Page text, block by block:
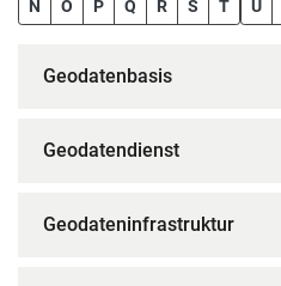
N
O P Q R S T U
Geodatenbasis
Geodatendienst
Geodateninfrastruktur